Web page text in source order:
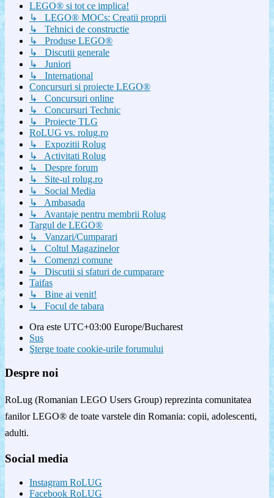
LEGO® si tot ce implica!
↳ LEGO® MOCs: Creatii proprii
↳ Tehnici de constructie
↳ Produse LEGO®
↳ Discutii generale
↳ Juniori
↳ International
Concursuri si proiecte LEGO®
↳ Concursuri online
↳ Concursuri Technic
↳ Proiecte TLG
RoLUG vs. rolug.ro
↳ Expozitii Rolug
↳ Activitati Rolug
↳ Despre forum
↳ Site-ul rolug.ro
↳ Social Media
↳ Ambasada
↳ Avantaje pentru membrii Rolug
Targul de LEGO®
↳ Vanzari/Cumparari
↳ Coltul Magazinelor
↳ Comenzi comune
↳ Discutii si sfaturi de cumparare
Taifas
↳ Bine ai venit!
↳ Focul de tabara
Ora este UTC+03:00 Europe/Bucharest
Sus
Şterge toate cookie-urile forumului
Despre noi
RoLug (Romanian LEGO Users Group) reprezinta comunitatea
fanilor LEGO® de toate varstele din Romania: copii, adolescenti,
adulti.
Social media
Instagram RoLUG
Facebook RoLUG